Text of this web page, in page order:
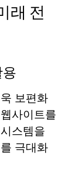
래 전
보편화
사이트를
스템을
극대화